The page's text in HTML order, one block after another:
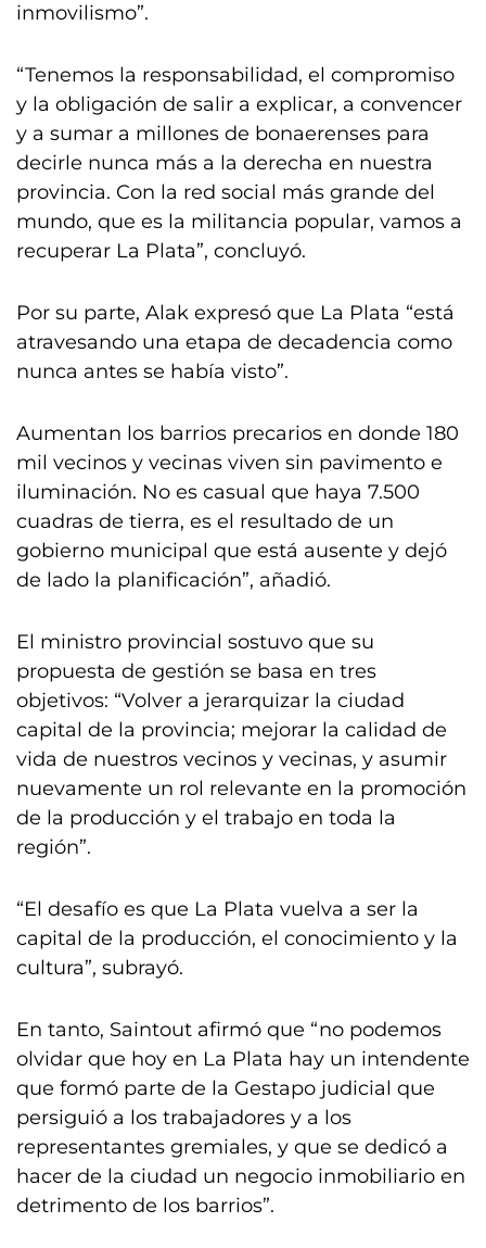
inmovilismo”.
“Tenemos la responsabilidad, el compromiso
y la obligación de salir a explicar, a convencer
y a sumar a millones de bonaerenses para
decirle nunca más a la derecha en nuestra
provincia. Con la red social más grande del
mundo, que es la militancia popular, vamos a
recuperar La Plata”, concluyó.
Por su parte, Alak expresó que La Plata “está
atravesando una etapa de decadencia como
nunca antes se había visto”.
Aumentan los barrios precarios en donde 180
mil vecinos y vecinas viven sin pavimento e
iluminación. No es casual que haya 7.500
cuadras de tierra, es el resultado de un
gobierno municipal que está ausente y dejó
de lado la planificación”, añadió.
El ministro provincial sostuvo que su
propuesta de gestión se basa en tres
objetivos: “Volver a jerarquizar la ciudad
capital de la provincia; mejorar la calidad de
vida de nuestros vecinos y vecinas, y asumir
nuevamente un rol relevante en la promoción
de la producción y el trabajo en toda la
región”.
“El desafío es que La Plata vuelva a ser la
capital de la producción, el conocimiento y la
cultura”, subrayó.
En tanto, Saintout afirmó que “no podemos
olvidar que hoy en La Plata hay un intendente
que formó parte de la Gestapo judicial que
persiguió a los trabajadores y a los
representantes gremiales, y que se dedicó a
hacer de la ciudad un negocio inmobiliario en
detrimento de los barrios”.